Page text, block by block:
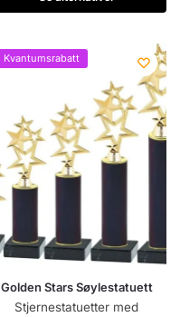
Kvantumsrabatt
Golden Stars Søylestatuett
Stjernestatuetter med